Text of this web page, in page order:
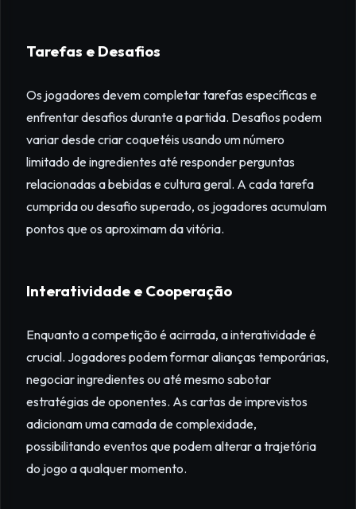
Tarefas e Desafios
Os jogadores devem completar tarefas específicas e
enfrentar desafios durante a partida. Desafios podem
variar desde criar coquetéis usando um número
limitado de ingredientes até responder perguntas
relacionadas a bebidas e cultura geral. A cada tarefa
cumprida ou desafio superado, os jogadores acumulam
pontos que os aproximam da vitória.
Interatividade e Cooperação
Enquanto a competição é acirrada, a interatividade é
crucial. Jogadores podem formar alianças temporárias,
negociar ingredientes ou até mesmo sabotar
estratégias de oponentes. As cartas de imprevistos
adicionam uma camada de complexidade,
possibilitando eventos que podem alterar a trajetória
do jogo a qualquer momento.